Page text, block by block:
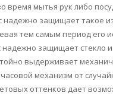
время мытья рук либо
надежно защищает такое
тем самым период его
защищает стекло
выдерживает
механизм от
оттенков дает